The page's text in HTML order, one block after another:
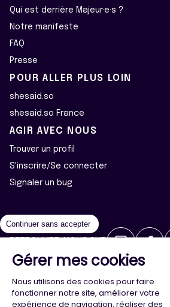
Qui est derrière Majeur·e·s ?
Notre manifeste
FAQ
Presse
POUR ALLER PLUS LOIN
shesaid.so
shesaid.so France
AGIR AVEC NOUS
Trouver un profil
S'inscrire/Se connecter
Signaler un bug
2026 ©Majeur·e·s - Tous
Politique de
Cookies
Continuer sans accepter
Gérer mes cookies
Nous utilisons des cookies pour faire
fonctionner notre site, améliorer votre
expérience de navigation, réaliser des